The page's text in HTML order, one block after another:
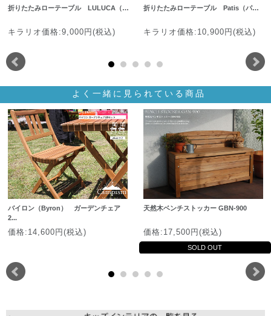
折りたたみローテーブル LULUCA（…
キラリオ価格:9,000円(税込)
折りたたみローテーブル Patis（パ…
キラリオ価格:10,900円(税込)
よく一緒に見られている商品
バイロン（Byron） ガーデンチェア
2...
価格:14,600円(税込)
天然木ベンチストッカー GBN-900
価格:17,500円(税込)
SOLD OUT